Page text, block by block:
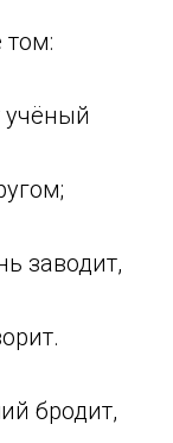
том:
заводит,
бродит,